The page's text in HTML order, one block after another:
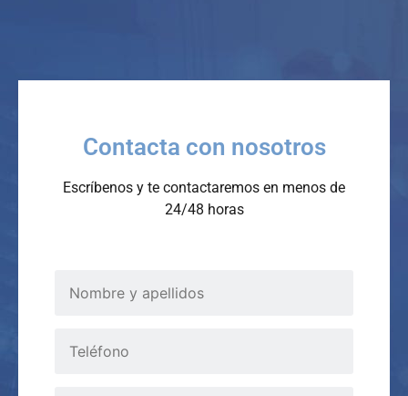
Contacta con nosotros
Escríbenos y te contactaremos en menos de
24/48 horas